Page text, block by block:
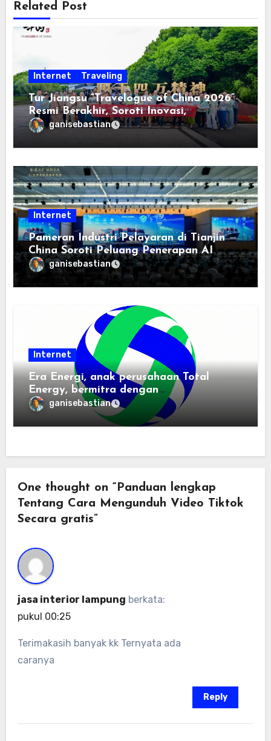
Related Post
Internet Traveling
Tur Jiangsu “Travelogue of China 2026”
Resmi Berakhir, Soroti Inovasi,
Keterbukaan, dan Pembangunan
Berorientasi pada Masyarakat
ganisebastian
Internet
Pameran Industri Pelayaran di Tianjin
China Soroti Peluang Penerapan AI
ganisebastian
Internet
Era Energi, anak perusahaan Total
Energy, bermitra dengan
Zhuochuangtong untuk mempercepat
transisi energi Indonesia — raksasa
energi global bergabung dengan tim
terbarukan dan infrastruktur listrik
ganisebastian
One thought on “Panduan lengkap
Tentang Cara Mengunduh Video Tiktok
Secara gratis”
jasa interior lampung berkata:
pukul 00:25
Terimakasih banyak kk Ternyata ada
caranya
Reply